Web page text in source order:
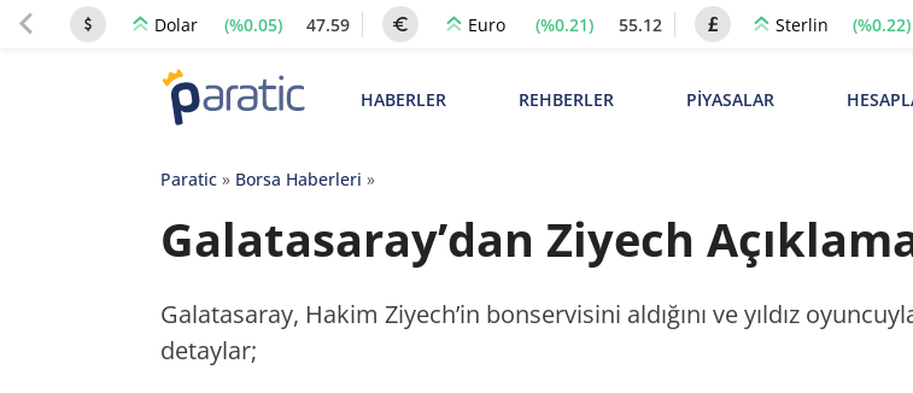
Dolar (%0.05) 47.59 Euro (%0.21) 55.12 Sterlin (%0.22)
HABERLER REHBERLER PİYASALAR
Paratic» Borsa Haberleri »
Galatasaray’dan Ziyech
Galatasaray, Hakim Ziyech’in bonservisini aldığını ve yıldız
detaylar;